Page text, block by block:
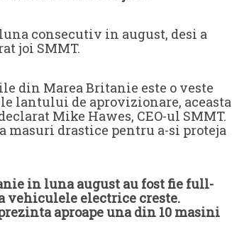
consecutiv in august, desi a
joi SMMT.
din Marea Britanie este o veste
lantului de aprovizionare, aceasta
Mike Hawes, CEO-ul SMMT.
masuri drastice pentru a-si proteja
in luna august au fost fie full-
vehiculele electrice creste.
aproape una din 10 masini